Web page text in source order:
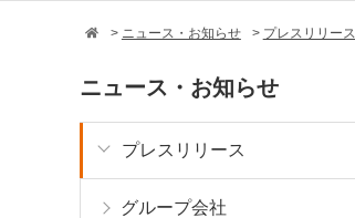
ニュース・お知らせ プレスリリース
ニュース・お知らせ
プレスリリース
グループ会社